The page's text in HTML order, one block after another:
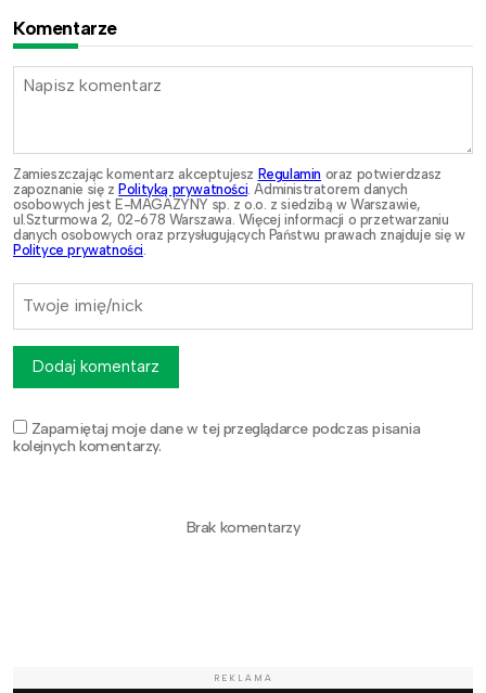
Komentarze
Zamieszczając komentarz akceptujesz Regulamin oraz potwierdzasz
zapoznanie się zPolityką prywatności . Administratorem danych
osobowych jest E-MAGAZYNY sp. z o.o. z siedzibą w Warszawie,
ul.Szturmowa 2, 02-678 Warszawa. Więcej informacji o przetwarzaniu
danych osobowych oraz przysługujących Państwu prawach znajduje się w
Polityce prywatności
Zapamiętaj moje dane w tej przeglądarce podczas pisania
kolejnych komentarzy.
Dodaj komentarz
Brak komentarzy
REKLAMA